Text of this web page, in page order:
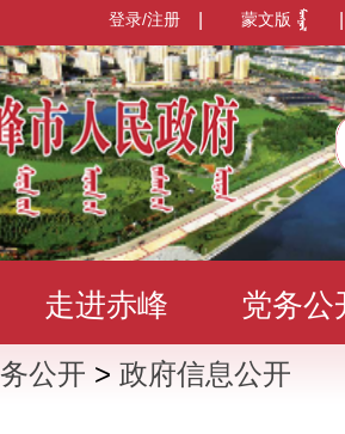
蒙文版
登录/注册
走进赤峰 党务公
政民互动 数据发
公开 > 政府信息公开